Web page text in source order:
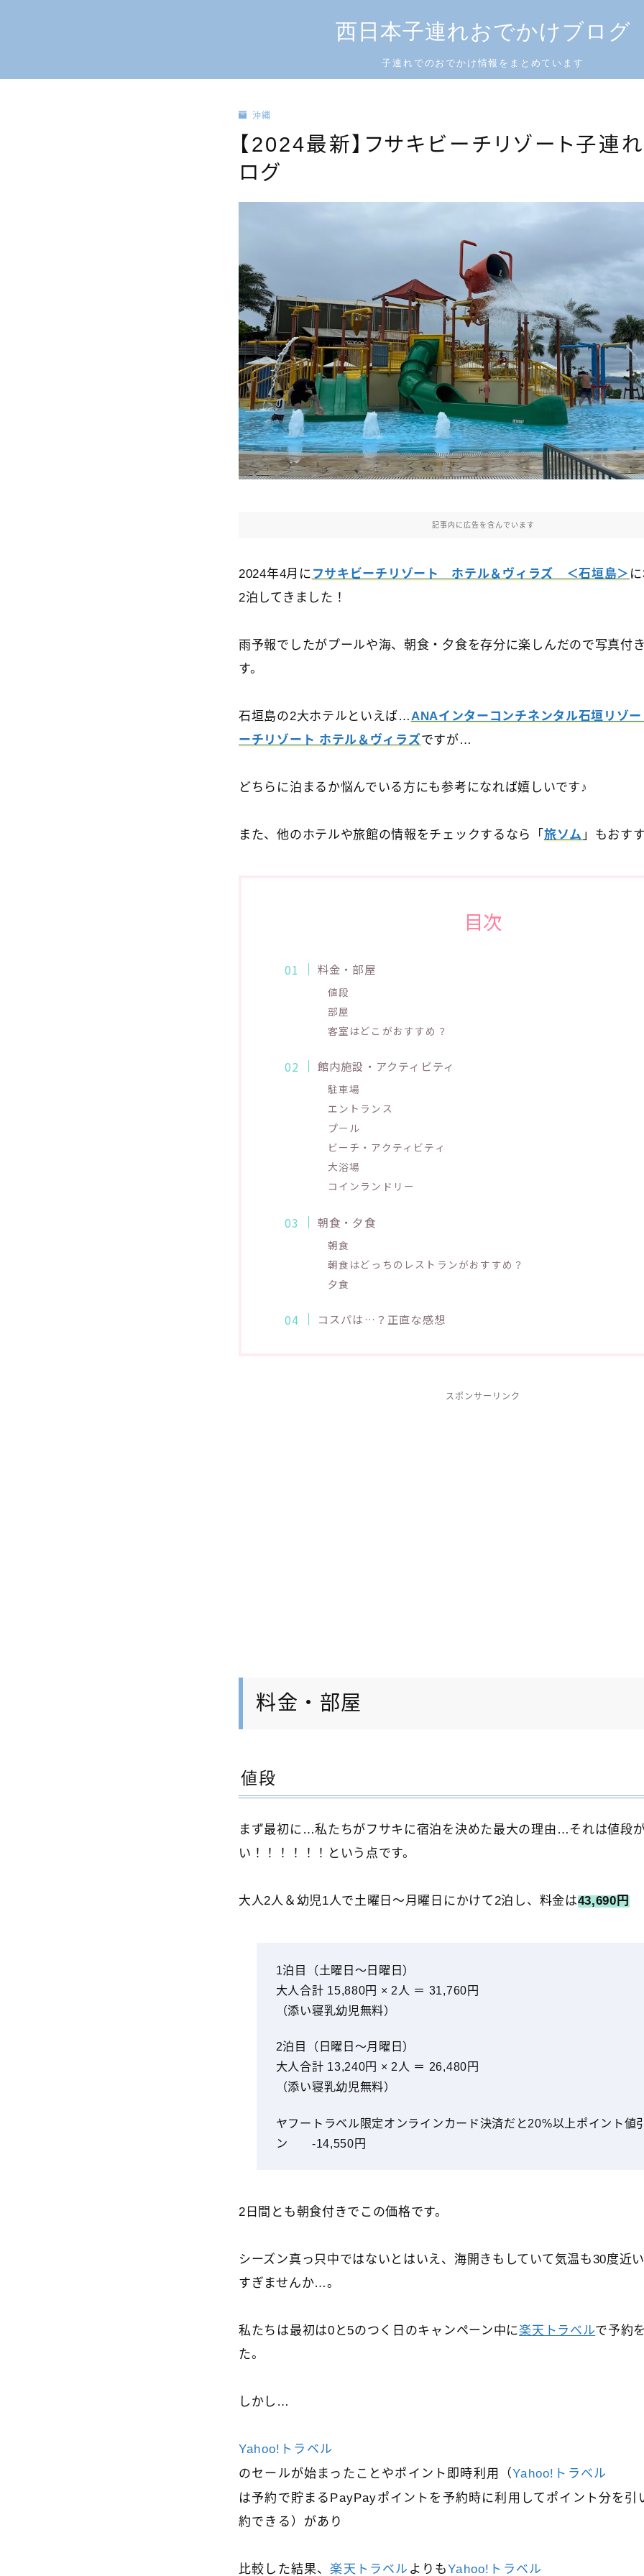
西日本子連れおでかけブログ
子連れでのおでかけ情報をまとめています
沖縄
【2024最新】フサキビーチリゾート子連
ログ
記事内に広告を含んでいます
2024年4月に フサキビーチリゾート ホテル＆ヴィラズ ＜石垣島＞
2泊してきました！
雨予報でしたがプールや海、朝食・夕食を存分に楽しんだので写真付
す。
石垣島の2大ホテルといえば…ANAインターコンチネンタル石垣リゾ
ーチリゾート ホテル＆ヴィラズですが…
どちらに泊まるか悩んでいる方にも参考になれば嬉しいです♪
また、他のホテルや旅館の情報をチェックするなら「 旅ソム 」もおす
目次
料金・部屋
値段
部屋
客室はどこがおすすめ？
館内施設・アクティビティ
駐車場
エントランス
プール
ビーチ・アクティビティ
大浴場
コインランドリー
朝食・夕食
朝食
朝食はどっちのレストランがおすすめ？
夕食
コスパは…？正直な感想
スポンサーリンク
料金・部屋
値段
まず最初に…私たちがフサキに宿泊を決めた最大の理由…それは値段
い！！！！！！という点です。
大人2人＆幼児1人で土曜日～月曜日にかけて2泊し、料金は43,690円
1泊目（土曜日～日曜日）
大人合計 15,880円 × 2人 ＝ 31,760円
（添い寝乳幼児無料）
2泊目（日曜日～月曜日）
大人合計 13,240円 × 2人 ＝ 26,480円
（添い寝乳幼児無料）
ヤフートラベル限定オンラインカード決済だと20%以上ポイント値
ン -14,550円
2日間とも朝食付きでこの価格です。
シーズン真っ只中ではないとはいえ、海開きもしていて気温も30度近
すぎませんか…。
私たちは最初は0と5のつく日のキャンペーン中に楽天トラベルで予約
た。
しかし…
Yahoo!トラベル
のセールが始まったことやポイント即時利用（Yahoo!トラベル
は予約で貯まるPayPayポイントを予約時に利用してポイント分を引
約できる）があり
比較した結果、楽天トラベル よりもYahoo!トラベル